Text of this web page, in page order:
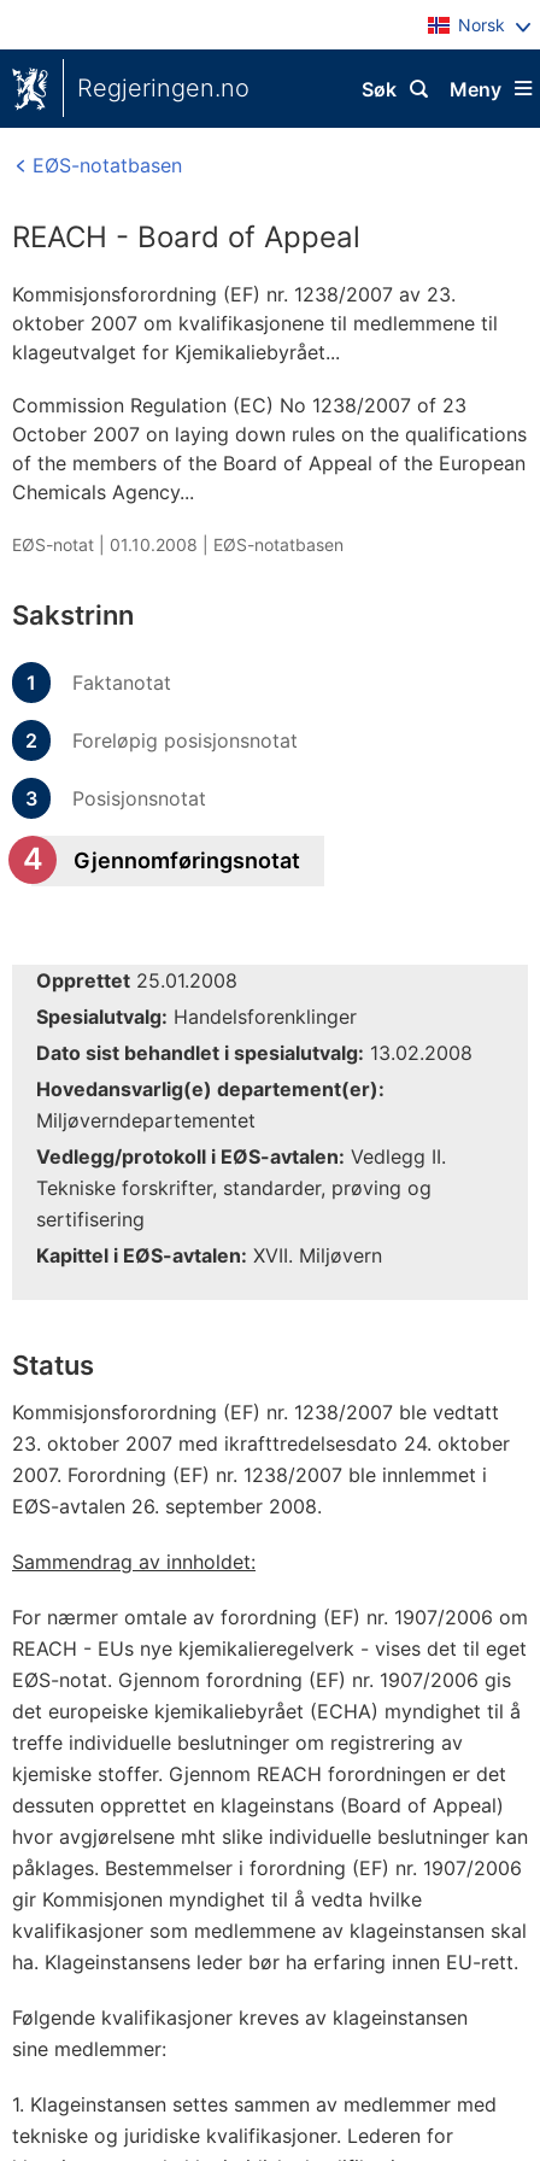
Norsk
Regjeringen.no Meny
Søk
EØS-notatbasen
REACH - Board of Appeal
Kommisjonsforordning (EF) nr. 1238/2007 av 23.
oktober 2007 om kvalifikasjonene til medlemmene til
klageutvalget for Kjemikaliebyrået...
Commission Regulation (EC) No 1238/2007 of 23
October 2007 on laying down rules on the qualifications
of the members of the Board of Appeal of the European
Chemicals Agency...
EØS-notat | 01.10.2008 EØS-notatbasen
Sakstrinn
Faktanotat
Foreløpig posisjonsnotat
Posisjonsnotat
Gjennomføringsnotat
Opprettet 25.01.2008
Spesialutvalg: Handelsforenklinger
Dato sist behandlet i spesialutvalg: 13.02.2008
Hovedansvarlig(e) departement(er):
Miljøverndepartementet
Vedlegg/protokoll i EØS-avtalen: Vedlegg II.
Tekniske forskrifter, standarder, prøving og
sertifisering
Kapittel i EØS-avtalen: XVII. Miljøvern
Status
Kommisjonsforordning (EF) nr. 1238/2007 ble vedtatt
23. oktober 2007 med ikrafttredelsesdato 24. oktober
2007. Forordning (EF) nr. 1238/2007 ble innlemmet i
EØS-avtalen 26. september 2008.
Sammendrag av innholdet:
For nærmer omtale av forordning (EF) nr. 1907/2006 om
REACH - EUs nye kjemikalieregelverk - vises det til eget
EØS-notat. Gjennom forordning (EF) nr. 1907/2006 gis
det europeiske kjemikaliebyrået (ECHA) myndighet til å
treffe individuelle beslutninger om registrering av
kjemiske stoffer. Gjennom REACH forordningen er det
dessuten opprettet en klageinstans (Board of Appeal)
hvor avgjørelsene mht slike individuelle beslutninger kan
påklages. Bestemmelser i forordning (EF) nr. 1907/2006
gir Kommisjonen myndighet til å vedta hvilke
kvalifikasjoner som medlemmene av klageinstansen skal
ha. Klageinstansens leder bør ha erfaring innen EU-rett.
Følgende kvalifikasjoner kreves av klageinstansen
sine medlemmer:
1. Klageinstansen settes sammen av medlemmer med
tekniske og juridiske kvalifikasjoner. Lederen for